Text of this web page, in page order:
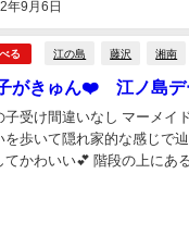
年9月6日
る 江の島 藤沢 湘南
がきゅん❤️ 江ノ島デ
け間違いなし マーメイドのレストラン♪ 漆喰で入り口
を歩いて隠れ家的な感じで
かわいい💕 階段の上にある飾り